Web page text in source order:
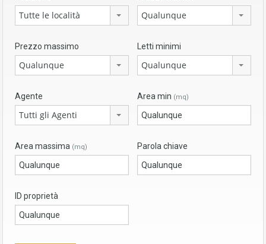
Tutte le località Qualunque
Prezzo massimo
Qualunque
Letti minimi
Qualunque
Agente
Tutti gli Agenti
Area min (mq)
Area massima (mq) Parola chiave
ID proprietà